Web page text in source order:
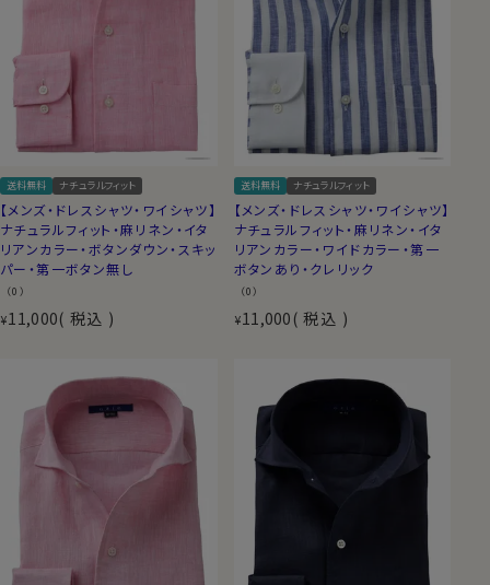
送料無料 ナチュラルフィット
【メンズ・ドレスシャツ・ワイシャツ】
ナチュラルフィット・麻リネン・イタ
リアンカラー・ボタンダウン・スキッ
パー・第一ボタン無し
（0）
¥11,000 税込
送料無料 ナチュラルフィット
【メンズ・ドレスシャツ・ワイシャツ】
ナチュラルフィット・麻リネン・イタ
リアンカラー・ワイドカラー・第一
ボタンあり・クレリック
（0）
¥11,000 税込